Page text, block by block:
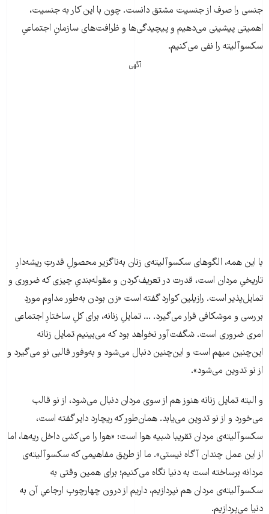
جنسی را صرف از جنسیت مشتق دانست. چون با این کار به جنسیت،
اهمیتی پیشینی می‌دهیم و پیچیدگی‌ها و ظرافت‌های سازمانِ اجتماعیِ
سکسوآلیته را نفی می‌کنیم.
آگهی
با این همه، الگوهای سکسوآلیته‌ی زنان به‌ناگزیر محصولِ قدرتِ ریشه‌دارِ
تاریخیِ مردان است، قدرت در تعریف‌کردن و مقوله‌بندیِ چیزی که ضروری و
تمایل‌پذیر است. رازیلین کوارد گفته است «زن بودن به‌طور مداوم موردِ
بررسی و موشکافی قرار می‌گیرد. ... تمایلِ زنانه، برای کلِ ساختارِ اجتماعی
امری ضروری است. شگفت‌آور نخواهد بود که می‌بینیم تمایل زنانه
این‌چنین مبهم است و این‌چنین دنبال می‌شود و به‌وفور قالبی نو می‌گیرد و
از نو تدوین می‌شود».
و البته تمایل زنانه هنوز هم از سوی مردان دنبال می‌شود، از نو قالب
می‌خورد و از نو تدوین می‌یابد. همان‌طور که ریچارد دایر گفته است،
سکسوآلیته‌ی مردان تقریبا شبیه هوا است: «هوا را می‌کشی داخل ریه‌ها، اما
از این عمل چندان آگاه نیستی». ما از طریق مفاهیمی که سکسوآلیته‌ی
مردانه برساخته است به دنیا نگاه می‌کنیم؛ برای همین وقتی به
سکسوآلیته‌ی مردان هم نپردازیم، داریم از درون چهارچوبِ ارجاعیِ آن به
دنیا می‌پردازیم.